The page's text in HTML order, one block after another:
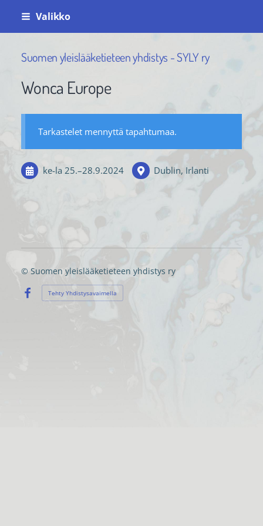
Siirry
Valikko
Suomen yleislääketieteen yhdistys - SYLY ry
Wonca Europe
Tarkastelet mennyttä tapahtumaa.
ke-la 25.–28.9.2024 Dublin, Irlanti
© Suomen yleislääketieteen yhdistys ry
Facebook
Tehty Yhdistysavaimella